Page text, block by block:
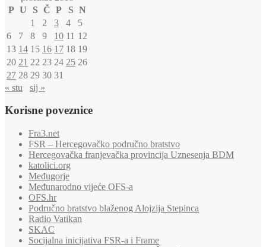
P U S Č P S N
1
2 3 4
5
6
7 8 9 10 11 12
13 14 15 16 17 18 19
20 21 22 23 24 25 26
27 28 29 30 31
« stu
sij »
Korisne poveznice
Fra3.net
FSR – Hercegovačko područno bratstvo
Hercegovačka franjevačka provincija Uznesenja BDM
katolici.org
Međugorje
Međunarodno vijeće OFS-a
OFS.hr
Područno bratstvo blaženog Alojzija Stepinca
Radio Vatikan
SKAC
Socijalna inicijativa FSR-a i Frame